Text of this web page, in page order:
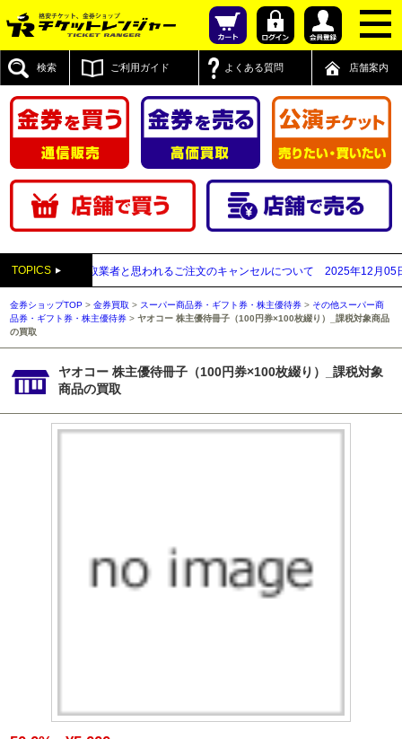
検索 ご利用ガイド よくある質問 店舗案内
TOPICS
先払い買取業者と思われるご注文のキャンセルについて 2025年12月05日 【
金券ショップTOP >金券買取 > スーパー商品券・ギフト券・株主優待券 > その他スーパー商
品券・ギフト券・株主優待券 >ヤオコー 株主優待冊子（100円券×100枚綴り）_課税対象商品
の買取
ヤオコー 株主優待冊子（100円券×100枚綴り）_課税対象
商品の買取